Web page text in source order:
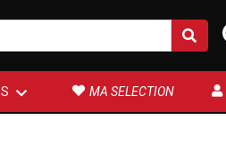
MA SELECTION